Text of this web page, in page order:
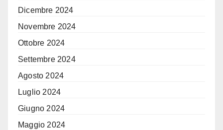
Dicembre 2024
Novembre 2024
Ottobre 2024
Settembre 2024
Agosto 2024
Luglio 2024
Giugno 2024
Maggio 2024